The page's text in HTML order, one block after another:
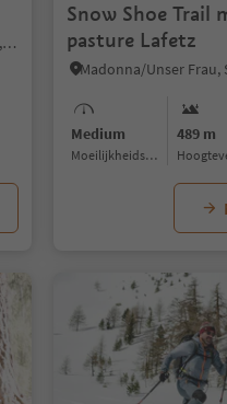
Transacqua/Ennewasser, Martell/Martello, Vinschgau/Val Venosta
Snow Shoe Trail
pasture Lafetz
Medium
Moeilijkheidsgraad
489 m